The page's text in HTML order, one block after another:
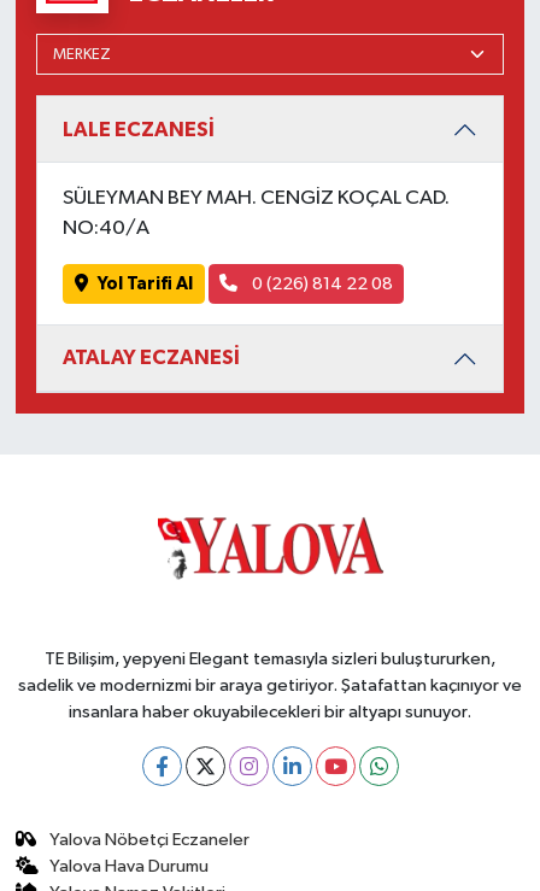
LALE ECZANESİ
SÜLEYMAN BEY MAH. CENGİZ KOÇAL CAD.
NO:40/A
Yol Tarifi Al 0 (226) 814 22 08
ATALAY ECZANESİ
TE Bilişim, yepyeni Elegant temasıyla sizleri buluştururken,
sadelik ve modernizmi bir araya getiriyor. Şatafattan kaçınıyor ve
insanlara haber okuyabilecekleri bir altyapı sunuyor.
Yalova Nöbetçi Eczaneler
Yalova Hava Durumu